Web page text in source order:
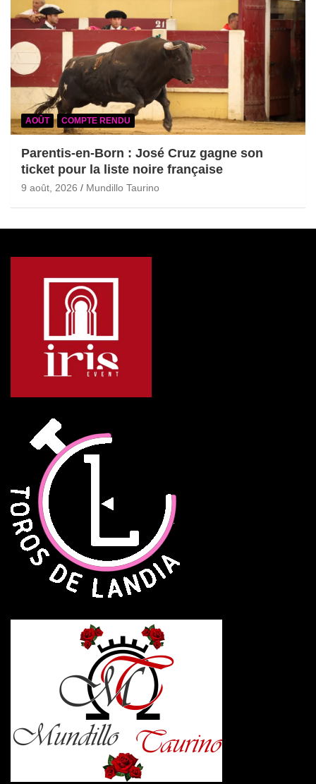
AOÛT COMPTE RENDU
Parentis-en-Born : José Cruz gagne son
ticket pour la liste noire française
9 août, 2026 Mundillo Taurino